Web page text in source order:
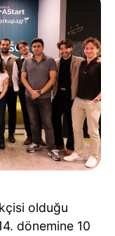
olduğu
dönemine 10